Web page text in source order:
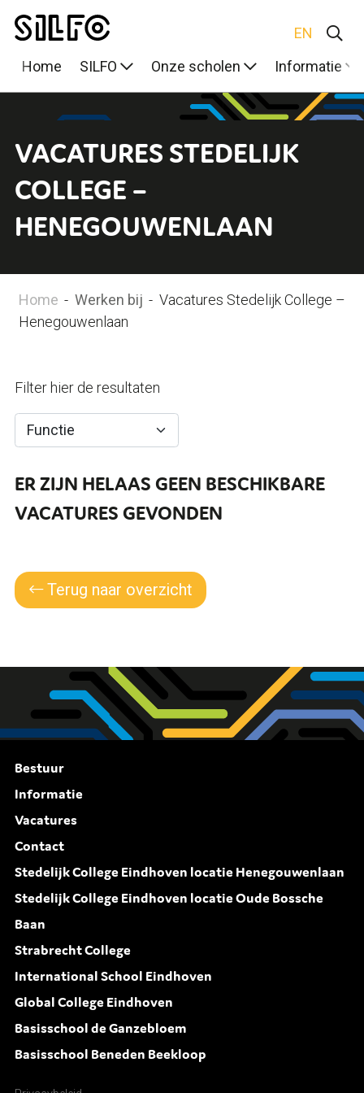
EN
Home
SILFO Onze scholen Informatie
VACATURES STEDELIJK
COLLEGE –
HENEGOUWENLAAN
Home - Werken bij - Vacatures Stedelijk College –
Henegouwenlaan
Filter hier de resultaten
ER ZIJN HELAAS GEEN BESCHIKBARE
VACATURES GEVONDEN
Terug naar overzicht
Bestuur
Informatie
Vacatures
Contact
Stedelijk College Eindhoven locatie Henegouwenlaan
Stedelijk College Eindhoven locatie Oude Bossche
Baan
Strabrecht College
International School Eindhoven
Global College Eindhoven
Basisschool de Ganzebloem
Basisschool Beneden Beekloop